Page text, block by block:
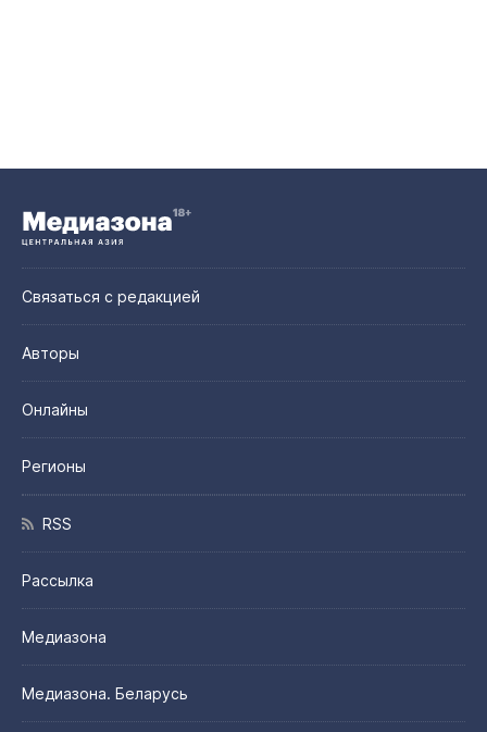
Связаться с редакцией
Авторы
Онлайны
Регионы
RSS
Рассылка
Медиазона
Медиазона. Беларусь